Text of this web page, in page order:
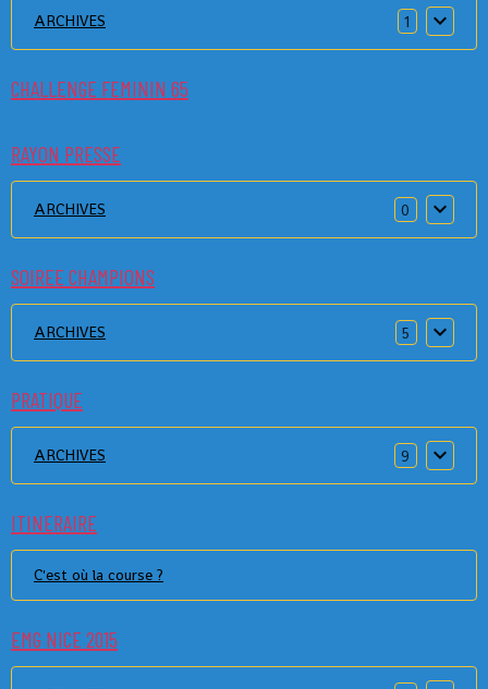
ARCHIVES 1
CHALLENGE FEMININ 65
RAYON PRESSE
ARCHIVES 0
SOIREE CHAMPIONS
ARCHIVES 5
PRATIQUE
ARCHIVES 9
ITINERAIRE
C'est où la course ?
EMG NICE 2015